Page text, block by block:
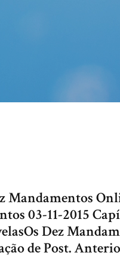
Mandamentos
03-11-2015
Dez
de Post.